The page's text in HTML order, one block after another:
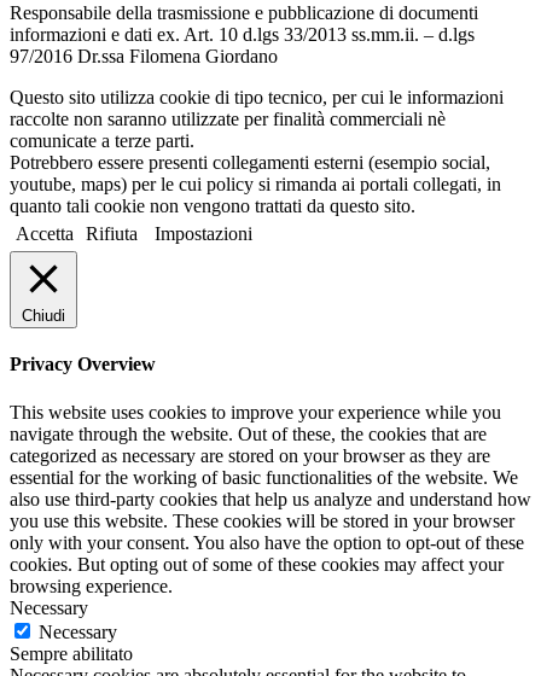
Responsabile della trasmissione e pubblicazione di documenti
informazioni e dati ex. Art. 10 d.lgs 33/2013 ss.mm.ii. – d.lgs
97/2016 Dr.ssa Filomena Giordano
Questo sito utilizza cookie di tipo tecnico, per cui le informazioni
raccolte non saranno utilizzate per finalità commerciali nè
comunicate a terze parti.
Potrebbero essere presenti collegamenti esterni (esempio social,
youtube, maps) per le cui policy si rimanda ai portali collegati, in
quanto tali cookie non vengono trattati da questo sito.
Accetta
Rifiuta Impostazioni
Chiudi
Privacy Overview
This website uses cookies to improve your experience while you
navigate through the website. Out of these, the cookies that are
categorized as necessary are stored on your browser as they are
essential for the working of basic functionalities of the website. We
also use third-party cookies that help us analyze and understand how
you use this website. These cookies will be stored in your browser
only with your consent. You also have the option to opt-out of these
cookies. But opting out of some of these cookies may affect your
browsing experience.
Necessary
Necessary
Sempre abilitato